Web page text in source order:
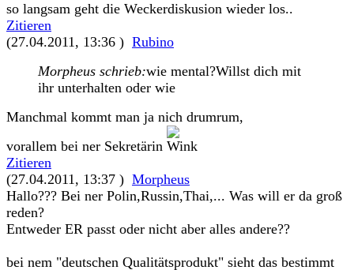
so langsam geht die Weckerdiskusion wieder los..
Zitieren
(27.04.2011, 13:36 ) Rubino
Morpheus schrieb:wie mental?Willst dich mit
ihr unterhalten oder wie
Manchmal kommt man ja nich drumrum,
vorallem bei ner Sekretärin
Zitieren
(27.04.2011, 13:37 ) Morpheus
Hallo??? Bei ner Polin,Russin,Thai,... Was will er da groß
reden?
Entweder ER passt oder nicht aber alles andere??
bei nem "deutschen Qualitätsprodukt" sieht das bestimmt